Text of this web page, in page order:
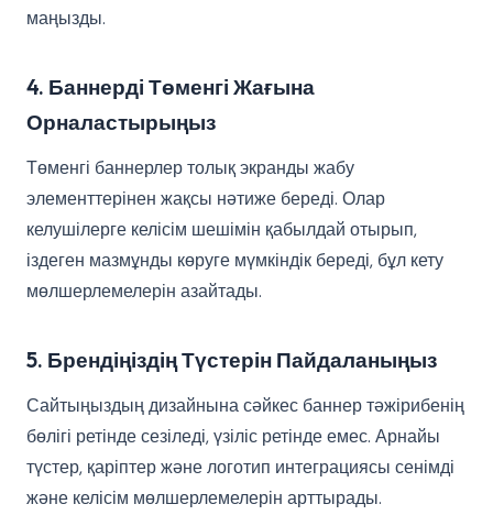
маңызды.
4. Баннерді Төменгі Жағына
Орналастырыңыз
Төменгі баннерлер толық экранды жабу
элементтерінен жақсы нәтиже береді. Олар
келушілерге келісім шешімін қабылдай отырып,
іздеген мазмұнды көруге мүмкіндік береді, бұл кету
мөлшерлемелерін азайтады.
5. Брендіңіздің Түстерін Пайдаланыңыз
Сайтыңыздың дизайнына сәйкес баннер тәжірибенің
бөлігі ретінде сезіледі, үзіліс ретінде емес. Арнайы
түстер, қаріптер және логотип интеграциясы сенімді
және келісім мөлшерлемелерін арттырады.